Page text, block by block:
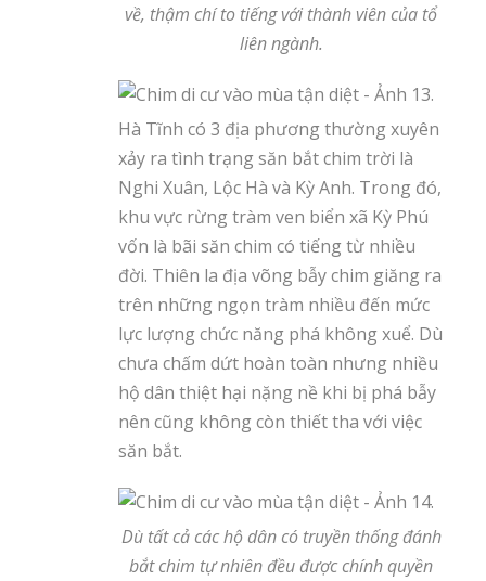
về, thậm chí to tiếng với thành viên của tổ
liên ngành.
Hà Tĩnh có 3 địa phương thường xuyên
xảy ra tình trạng săn bắt chim trời là
Nghi Xuân, Lộc Hà và Kỳ Anh. Trong đó,
khu vực rừng tràm ven biển xã Kỳ Phú
vốn là bãi săn chim có tiếng từ nhiều
đời. Thiên la địa võng bẫy chim giăng ra
trên những ngọn tràm nhiều đến mức
lực lượng chức năng phá không xuể. Dù
chưa chấm dứt hoàn toàn nhưng nhiều
hộ dân thiệt hại nặng nề khi bị phá bẫy
nên cũng không còn thiết tha với việc
săn bắt.
Dù tất cả các hộ dân có truyền thống đánh
bắt chim tự nhiên đều được chính quyền